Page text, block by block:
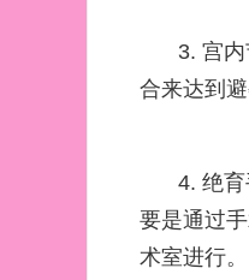
3. 宫
合来达到
4. 绝
要是通过
术室进行。